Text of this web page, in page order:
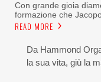
Con grande gioia
formazione che
READ MORE
Da Hammond
la sua vita, giù la